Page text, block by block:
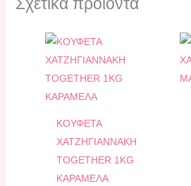
Σχετικά προϊόντα
ΚΟΥΦΕΤΑ
ΧΑΤΖΗΓΙΑΝΝΑΚΗ
TOGETHER 1KG
ΚΑΡΑΜΕΛΑ